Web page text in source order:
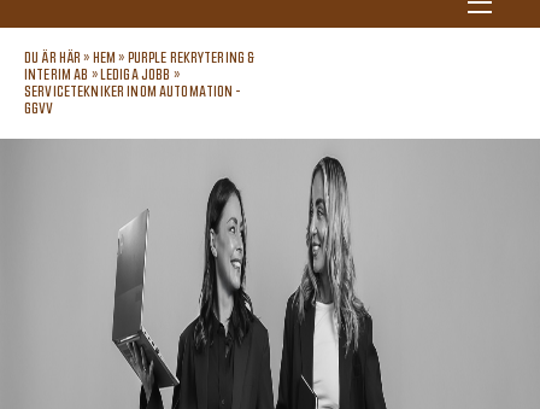
DU ÄR HÄR » HEM » PURPLE REKRYTERING &
INTERIM AB » LEDIGA JOBB »
SERVICETEKNIKER INOM AUTOMATION -
GGVV